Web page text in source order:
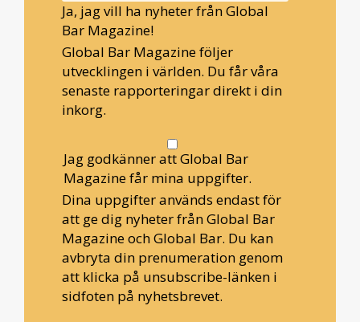
Ja, jag vill ha nyheter från Global
Bar Magazine!
Global Bar Magazine följer
utvecklingen i världen. Du får våra
senaste rapporteringar direkt i din
inkorg.
Jag godkänner att Global Bar
Magazine får mina uppgifter.
Dina uppgifter används endast för
att ge dig nyheter från Global Bar
Magazine och Global Bar. Du kan
avbryta din prenumeration genom
att klicka på unsubscribe-länken i
sidfoten på nyhetsbrevet.